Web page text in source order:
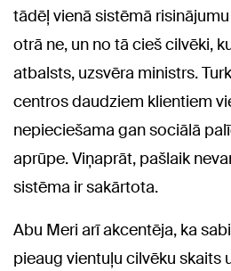
tādēļ vienā sistēmā
otrā ne, un no tā cieš cilvēki,
atbalsts, uzsvēra ministrs.
centros daudziem klientiem
nepieciešama gan sociālā
aprūpe. Viņaprāt, pašlaik
sistēma ir sakārtota.
Abu Meri arī akcentēja, ka
pieaug vientuļu cilvēku skaits